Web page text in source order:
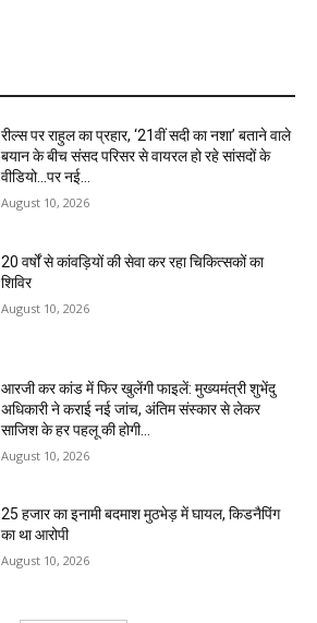
रील्स पर राहुल का प्रहार, ‘21वीं सदी का नशा’ बताने वाले
बयान के बीच संसद परिसर से वायरल हो रहे सांसदों के
वीडियो…पर नई...
August 10, 2026
20 वर्षों से कांवड़ियों की सेवा कर रहा चिकित्सकों का
शिविर
August 10, 2026
आरजी कर कांड में फिर खुलेंगी फाइलें: मुख्यमंत्री शुभेंदु
अधिकारी ने कराई नई जांच, अंतिम संस्कार से लेकर
साजिश के हर पहलू की होगी...
August 10, 2026
25 हजार का इनामी बदमाश मुठभेड़ में घायल, किडनैपिंग
का था आरोपी
August 10, 2026